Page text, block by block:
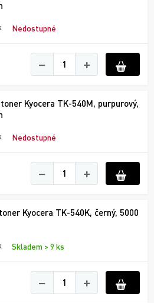
Nedostupné
− +
Kyocera TK-540M, purpurový,
Nedostupné
− +
Kyocera TK-540K, černý, 5000
Skladem > 9 ks
− +